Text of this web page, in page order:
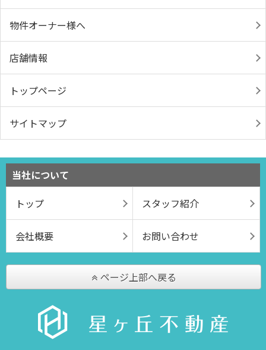
物件オーナー様へ
店舗情報
トップページ
サイトマップ
当社について
トップ
スタッフ紹介
会社概要 お問い合わせ
ページ上部へ戻る